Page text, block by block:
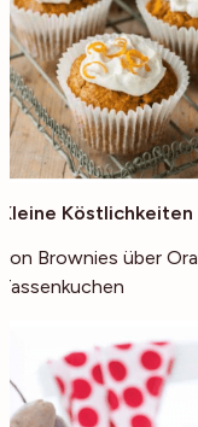
Kleine Köstlichkeiten
von Brownies über
Tassenkuchen